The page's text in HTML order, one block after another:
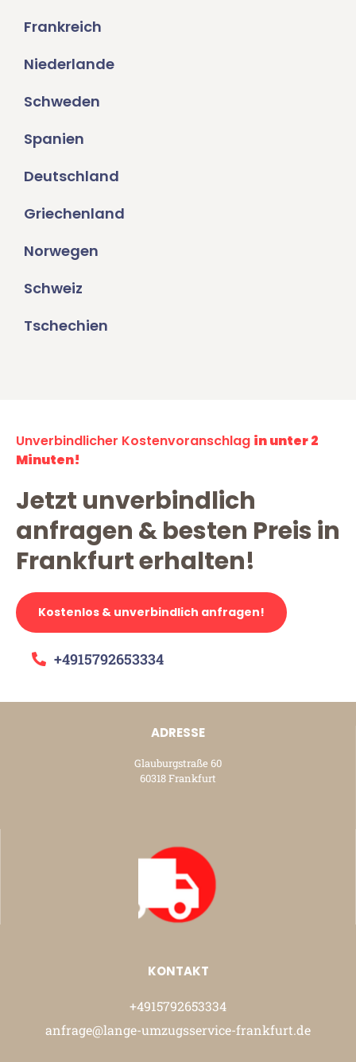
Frankreich
Niederlande
Schweden
Spanien
Deutschland
Griechenland
Norwegen
Schweiz
Tschechien
Unverbindlicher Kostenvoranschlag in unter 2
Minuten!
Jetzt unverbindlich
anfragen & besten Preis in
Frankfurt erhalten!
Kostenlos & unverbindlich anfragen!
+4915792653334
ADRESSE
Glauburgstraße 60
60318 Frankfurt
KONTAKT
+4915792653334
anfrage@lange-umzugsservice-frankfurt.de